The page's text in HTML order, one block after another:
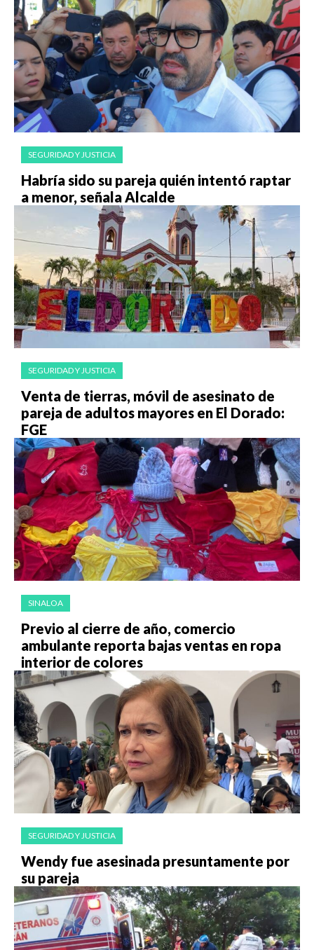
SEGURIDAD Y JUSTICIA
Habría sido su pareja quién intentó raptar
a menor, señala Alcalde
SEGURIDAD Y JUSTICIA
Venta de tierras, móvil de asesinato de
pareja de adultos mayores en El Dorado:
FGE
SINALOA
Previo al cierre de año, comercio
ambulante reporta bajas ventas en ropa
interior de colores
SEGURIDAD Y JUSTICIA
Wendy fue asesinada presuntamente por
su pareja